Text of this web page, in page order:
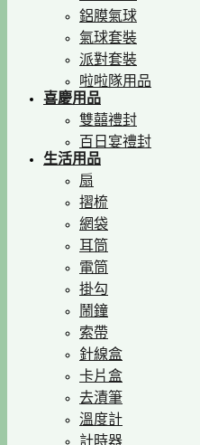
鋁膜氣球
氣球套裝
派對套裝
啦啦隊用品
喜慶用品
雙囍禮封
百日宴禮封
生活用品
扇
摺梳
網袋
耳筒
電筒
掛勾
鬧鐘
索帶
針線盒
卡片盒
去漬筆
溫度計
計時器